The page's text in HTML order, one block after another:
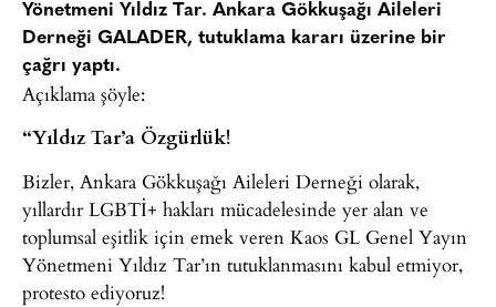
Yönetmeni Yıldız Tar. Ankara Gökkuşağı Aileleri
Derneği GALADER, tutuklama kararı üzerine bir
çağrı yaptı.
Açıklama şöyle:
“Yıldız Tar’a Özgürlük!
Bizler, Ankara Gökkuşağı Aileleri Derneği olarak,
yıllardır LGBTİ+ hakları mücadelesinde yer alan ve
toplumsal eşitlik için emek veren Kaos GL Genel Yayın
Yönetmeni Yıldız Tar’ın tutuklanmasını kabul etmiyor,
protesto ediyoruz!